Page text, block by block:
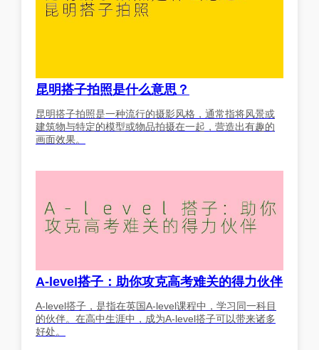
昆明搭子拍照是什么意思？
昆明搭子拍照是一种流行的摄影风格，通常指将风景或
建筑物与特定的模型或物品拍摄在一起，营造出有趣的
画面效果。
A-level搭子：助你攻克高考难关的得力伙伴
A-level搭子，是指在英国A-level课程中，学习同一科目
的伙伴。在高中生涯中，成为A-level搭子可以带来诸多
好处。